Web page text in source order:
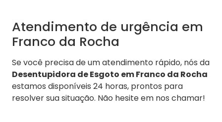
Atendimento de urgência em
Franco da Rocha
Se você precisa de um atendimento rápido, nós da
Desentupidora de Esgoto em Franco da Rocha
estamos disponíveis 24 horas, prontos para
resolver sua situação. Não hesite em nos chamar!